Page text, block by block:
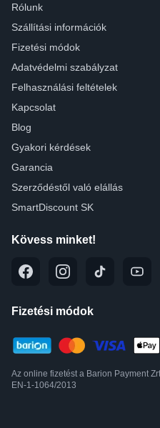
Rólunk
Szállítási információk
Fizetési módok
Adatvédelmi szabályzat
Felhasználási feltételek
Kapcsolat
Blog
Gyakori kérdések
Garancia
Szerződéstől való elállás
SmartDiscount SK
Kövess minket!
Fizetési módok
Az online fizetést a Barion Payment
EN-1-1064/2013